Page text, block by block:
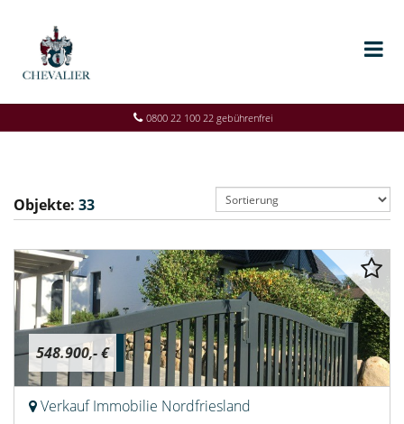
0800 22 100 22 gebührenfrei
Objekte: 33
548.900,- €
Verkauf Immobilie Nordfriesland